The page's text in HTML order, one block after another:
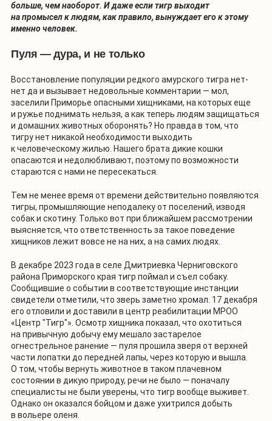
больше, чем наоборот. И даже если тигр выходит
на промысел к людям, как правило, вынуждает его к этому
именно человек.
Пуля — дура, и не только
Восстановление популяции редкого амурского тигра нет-
нет да и вызывает недовольные комментарии — мол,
заселили Приморье опасными хищниками, на которых еще
и ружье поднимать нельзя, а как теперь людям защищаться
и домашних животных оборонять? Но правда в том, что
тигру нет никакой необходимости выходить
к человеческому жилью. Нашего брата дикие кошки
опасаются и недолюбливают, поэтому по возможности
стараются с нами не пересекаться.
Тем не менее время от времени действительно появляются
тигры, промышляющие неподалеку от поселений, изводя
собак и скотину. Только вот при ближайшем рассмотрении
выясняется, что ответственность за такое поведение
хищников лежит вовсе не на них, а на самих людях.
В декабре 2023 года в селе Дмитриевка Черниговского
района Приморского края тигр поймал и съел собаку.
Сообщившие о событии в соответствующие инстанции
свидетели отметили, что зверь заметно хромал. 17 декабря
его отловили и доставили в центр реабилитации МРОО
«Центр "Тигр"». Осмотр хищника показал, что охотиться
на привычную добычу ему мешало застарелое
огнестрельное ранение — пуля прошила зверя от верхней
части лопатки до передней лапы, через которую и вышла.
О том, чтобы вернуть животное в таком плачевном
состоянии в дикую природу, речи не было — поначалу
специалисты не были уверены, что тигр вообще выживет.
Однако он оказался бойцом и даже ухитрился добыть
в вольере оленя.